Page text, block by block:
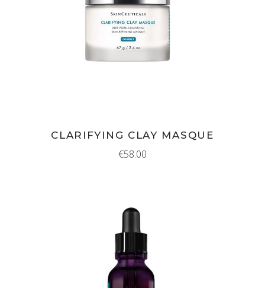
IN WINKELMAND
CLARIFYING CLAY MASQUE
€58.00
IN WINKELMAND